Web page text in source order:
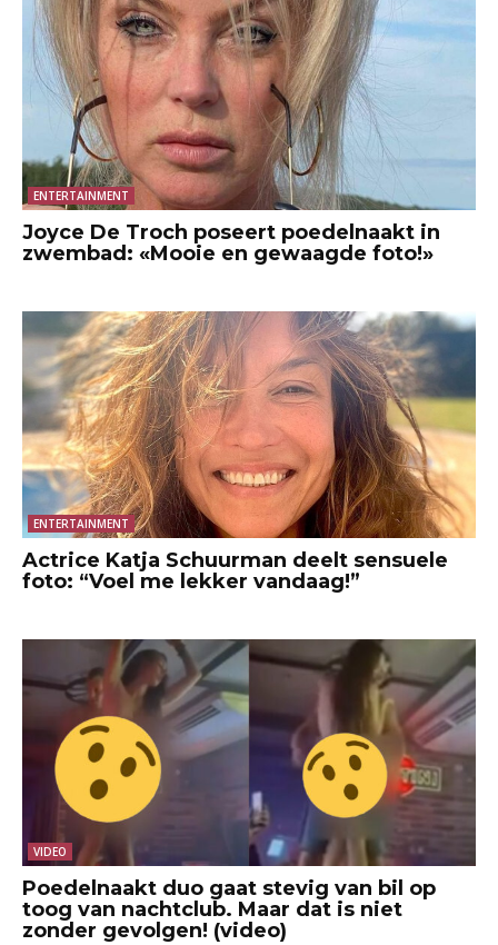
ENTERTAINMENT
Joyce De Troch poseert poedelnaakt in
zwembad: «Mooie en gewaagde foto!»
ENTERTAINMENT
Actrice Katja Schuurman deelt sensuele
foto: “Voel me lekker vandaag!”
VIDEO
Poedelnaakt duo gaat stevig van bil op
toog van nachtclub. Maar dat is niet
zonder gevolgen! (video)